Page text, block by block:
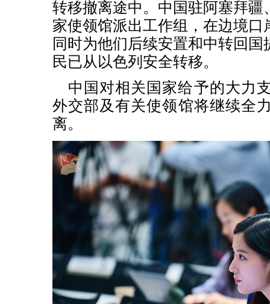
转移撤离途中。中国驻阿塞拜疆
家使领馆派出工作组，在边境口
同时为他们后续安置和中转回
民已从以色列安全转移。
中国对相关国家给予的大力
外交部及有关使领馆将继续全
离。